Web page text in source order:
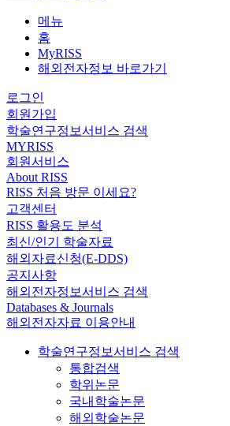
메뉴
홈
MyRISS
해외전자정보 바로가기
로그인
회원가입
학술연구정보서비스 검색
MYRISS
회원서비스
About RISS
RISS 처음 방문 이세요?
고객센터
RISS 활용도 분석
최신/인기 학술자료
해외자료신청(E-DDS)
공지사항
해외전자정보서비스 검색
Databases & Journals
해외전자자료 이용안내
학술연구정보서비스 검색
통합검색
학위논문
국내학술논문
해외학술논문